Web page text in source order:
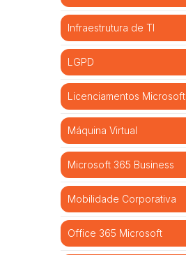
Infraestrutura de TI
LGPD
Licenciamentos Microsoft
Máquina Virtual
Microsoft 365 Business
Mobilidade Corporativa
Office 365 Microsoft